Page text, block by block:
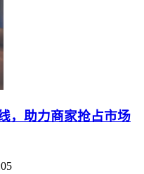
，助力商家抢占市场